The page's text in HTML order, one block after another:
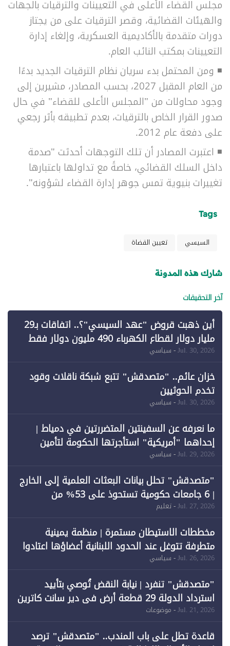
مجلس القضاء الأعلى في التعيينات والترقيات بالجهات
والهيئات القضائية، وقصر الترقيات على من يجتاز
دورات متقدمة بالأكاديمية العسكرية، وإلغاء إدارة
التعيينات بمكتب النائب العام.
◾ ومن المحتمل بدء سريان نظام الترقيات الجديد بدءًا
من العام المقبل 2027، بحسب المصادر، مشيرين إلى
وجود محاولات من "المجلس الأعلى للقضاء" في حال
صدور القرار الخاص بالترقيات، بعدم تطبيقه بأثر رجعي
على دفعة عام 2012.
◾ اعتبرت المصادر أن تلك التوجهات أحدثت "صدمة
داخل السلك القضائي، خاصةً مع تداولها باعتبارها
تغييرات بنيوية تمس جوهر إدارة القضاء لشؤونه".
Tags
السيسي تعيين القضاة
شارك هذه المدونة
آخر التحقيقات
أين ذهبت قروض "عهد السيسي"؟.. اتفاقات بـ29
مليار دولار لقطاع الكهرباء 490 مليون دولار فقط
لـ"الطاقة المتجددة" (1)
Jul. 30, 2026- سياسي
خزان عائم.. "متصدقش" تتبع شبكة ناقلات وقود
تخدم الحوثيين
Jul. 30, 2026- سياسي
ما نعرفه عن السفينتين المتضررتين في دمياط |
إحداهما "أمريكية" استأجرتها الحكومة لتأمين
احتياجات الطاقة
Jul. 29, 2026- سياسي
"متصدقش" تحلل بيانات البعثات العلمية إلى الخارج
| 6 جامعات حكومية تستحوذ على 53% من
Jul. 27, 2026- تعليم
مخططات الاستيطان مستمرة | منظمة يمينية
متطرفة تتوغل عند الحدود اللبنانية أعضاؤها اعتادوا
خرق الحدود
Jul. 26, 2026- سياسي
"متصدقش" تنفرد | نيابة النقض تُوصي بتأييد
استرداد الدولة 29 قطعة أرض في دير سانت كاترين
وقبول طعن الحكومة جزئيًا (1)
Jul. 21, 2026- موضوعات
قاعدة تطل على باب المندب.. "متصدقش" ترصد